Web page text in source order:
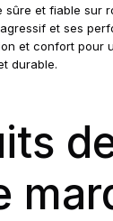
sûre et fiable sur
et ses
et confort pour
durable.